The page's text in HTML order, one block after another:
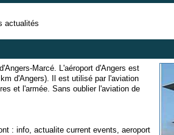
actualités
Marcé. L'aéroport d'Angers est
d'Angers). Il est utilisé par l'aviation
et l'armée. Sans oublier l'aviation de
: info, actualite current events, aeroport